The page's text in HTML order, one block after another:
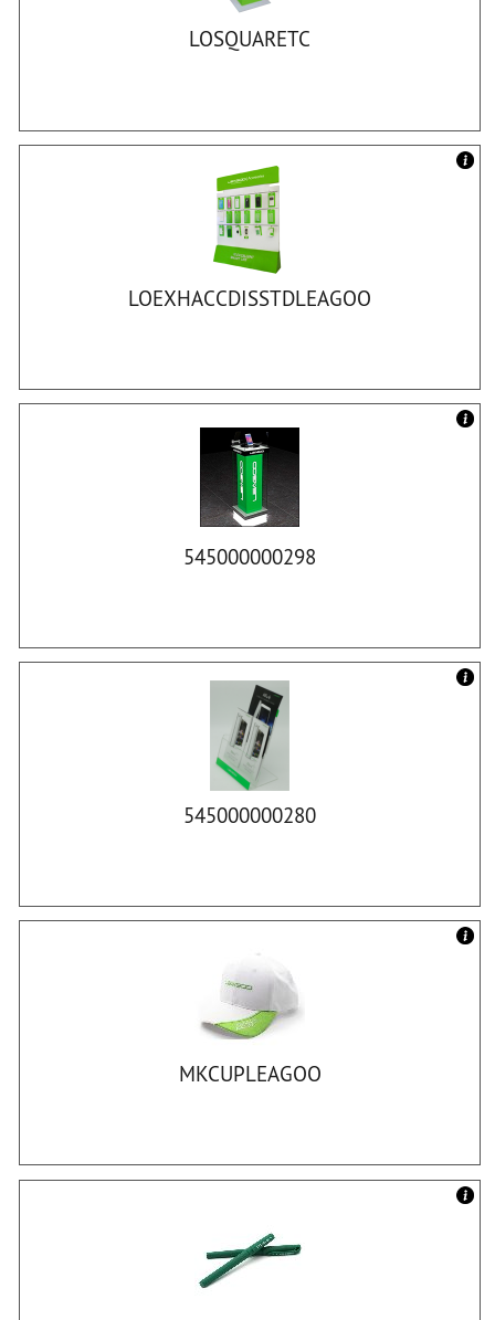
LOSQUARETC
LOEXHACCDISSTDLEAGOO
545000000298
545000000280
MKCUPLEAGOO